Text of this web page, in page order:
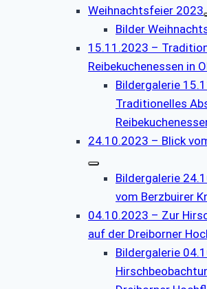
Weihnachtsfeier 2023
Bilder
15.11.2023 –
Reibekuchenessen in
Bildergalerie
Traditionelles
24.10.2023 – Blick
Bildergalerie
vom Berzbuirer
04.10.2023 – Zur
auf der Dreiborner
Bildergalerie